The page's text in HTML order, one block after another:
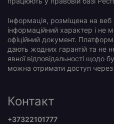
Інформація, розміщена на
інформаційний характер і не
офіційний документ.
дають жодних гарантій та не
явної відповідальності щодо
можна отримати доступ через
Контакт
+37322101777